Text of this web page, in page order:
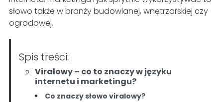
słowo także w branży budowlanej, wnętrzarskiej czy
ogrodowej.
Spis treści:
Viralowy – co to znaczy w języku
internetu i marketingu?
Co znaczy słowo viralowy?